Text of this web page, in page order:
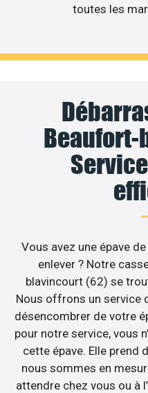
toutes les
Vous avez une épave
enlever ? Notre
blavincourt (62) se
Nous offrons un service
désencombrer de votre
pour notre service, vous
cette épave. Elle prend
nous sommes en
attendre chez vous ou à